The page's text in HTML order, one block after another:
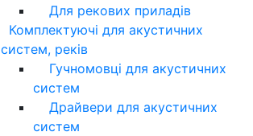
Для рекових приладів
Комплектуючі для акустичних
систем, реків
Гучномовці для акустичних
систем
Драйвери для акустичних
систем